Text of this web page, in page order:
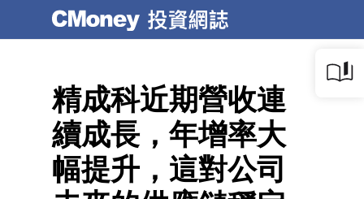
精成科近期營收連
續成長，年增率大
幅提升，這對公司